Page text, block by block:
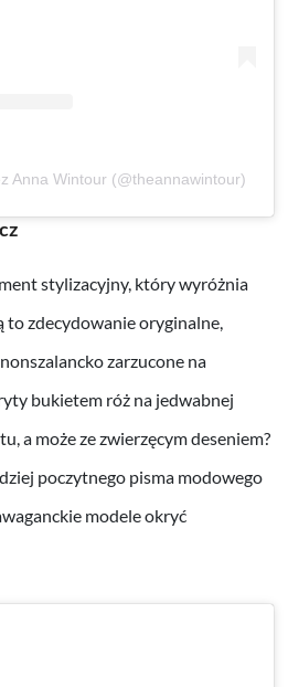
Anna Wintour (@theannawintour)
stylizacyjny, który wyróżnia
to zdecydowanie oryginalne,
zarzucone na
bukietem róż na jedwabnej
a może ze zwierzęcym deseniem?
poczytnego pisma modowego
modele okryć